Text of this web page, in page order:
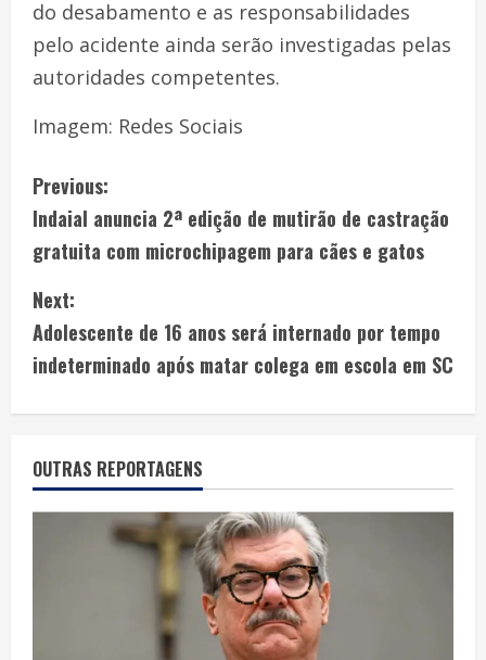
do desabamento e as responsabilidades
pelo acidente ainda serão investigadas pelas
autoridades competentes.
Imagem: Redes Sociais
Previous:
Indaial anuncia 2ª edição de mutirão de castração
gratuita com microchipagem para cães e gatos
Next:
Adolescente de 16 anos será internado por tempo
indeterminado após matar colega em escola em SC
OUTRAS REPORTAGENS